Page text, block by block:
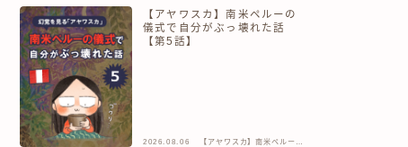
【アヤワスカ】南米ペルーの
儀式で自分がぶっ壊れた話
【第5話】
2026.08.06
【アヤワスカ】南米ペルーの